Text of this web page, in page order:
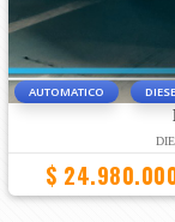
AUTOMATICO
$